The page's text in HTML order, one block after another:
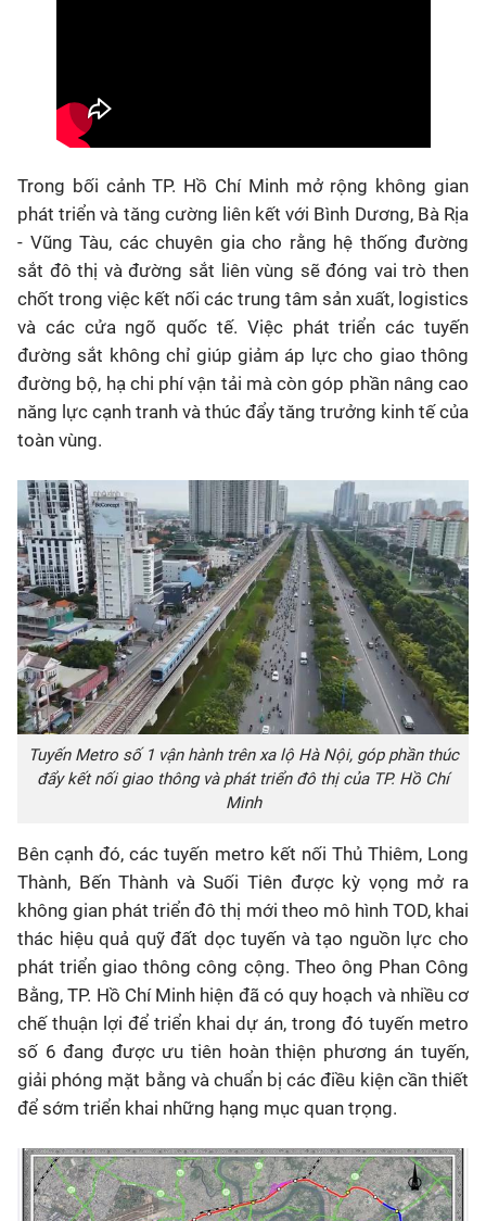
Trong bối cảnh TP. Hồ Chí Minh mở rộng không gian
phát triển và tăng cường liên kết với Bình Dương, Bà Rịa
- Vũng Tàu, các chuyên gia cho rằng hệ thống đường
sắt đô thị và đường sắt liên vùng sẽ đóng vai trò then
chốt trong việc kết nối các trung tâm sản xuất, logistics
và các cửa ngõ quốc tế. Việc phát triển các tuyến
đường sắt không chỉ giúp giảm áp lực cho giao thông
đường bộ, hạ chi phí vận tải mà còn góp phần nâng cao
năng lực cạnh tranh và thúc đẩy tăng trưởng kinh tế của
toàn vùng.
Tuyến Metro số 1 vận hành trên xa lộ Hà Nội, góp phần thúc
đẩy kết nối giao thông và phát triển đô thị của TP. Hồ Chí
Minh
Bên cạnh đó, các tuyến metro kết nối Thủ Thiêm, Long
Thành, Bến Thành và Suối Tiên được kỳ vọng mở ra
không gian phát triển đô thị mới theo mô hình TOD, khai
thác hiệu quả quỹ đất dọc tuyến và tạo nguồn lực cho
phát triển giao thông công cộng. Theo ông Phan Công
Bằng, TP. Hồ Chí Minh hiện đã có quy hoạch và nhiều cơ
chế thuận lợi để triển khai dự án, trong đó tuyến metro
số 6 đang được ưu tiên hoàn thiện phương án tuyến,
giải phóng mặt bằng và chuẩn bị các điều kiện cần thiết
để sớm triển khai những hạng mục quan trọng.